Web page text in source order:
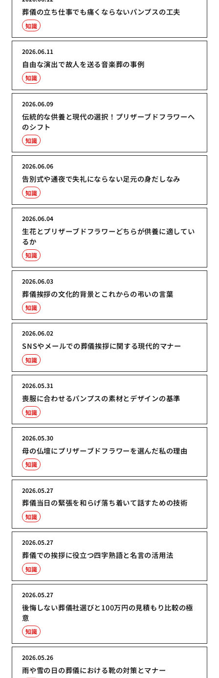
葬儀の立ち仕事でも痛くならないパンプスの工夫
知識
自由な演出で故人を送る音楽葬の事例
2026.06.11
知識
伝統的な供養と現代の選択！プリザーブドフラワーへ
のシフト
2026.06.09
知識
告別式や通夜で失礼にならない足元の身だしなみ
2026.06.06
知識
生花とプリザーブドフラワーどちらが供養に適してい
るか
2026.06.04
知識
葬儀挨拶の文化的背景とこれからの弔いの言葉
2026.06.03
知識
SNSやメールでの葬儀挨拶に関する現代的マナー
2026.06.02
知識
喪服に合わせるパンプスの素材とデザインの基準
2026.05.31
知識
母の仏壇にプリザーブドフラワーを選んだ私の理由
2026.05.30
知識
葬儀当日の緊張を和らげ落ち着いて話すための技術
2026.05.27
知識
葬儀での挨拶に役立つ四字熟語と名言の活用法
2026.05.27
知識
後悔しない葬儀社選びと100万円の見積もり比較の極
意
2026.05.27
知識
雨や雪の日の葬儀における靴の対策とマナー
2026.05.26